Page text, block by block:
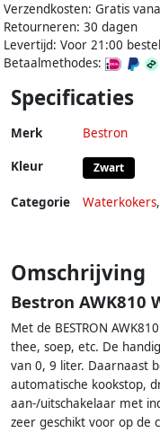
Verzendkosten: Gratis
Retourneren: 30 dagen
Levertijd: Voor 21:00
Betaalmethodes:
Specificaties
Merk Bestron
Kleur Zwart
Categorie Waterkokers,
Omschrijving
Bestron AWK810
Met de BESTRON
thee, soep, etc. De
van 0, 9 liter. Daarnaast
automatische kookstop,
aan-/uitschakelaar met
zeer geschikt voor op de